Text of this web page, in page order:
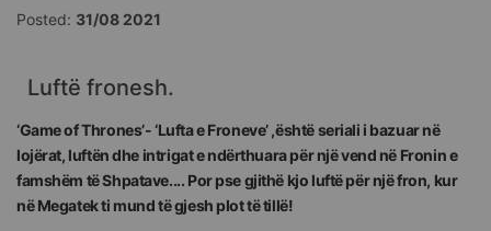
Luftë fronesh.
‘Game of Thrones’- ‘Lufta e Froneve’ ,është seriali i bazuar në
lojërat, luftën dhe intrigat e ndërthuara për një vend në Fronin e
famshëm të Shpatave.... Por pse gjithë kjo luftë për një fron, kur
në Megatek ti mund të gjesh plot të tillë!
Posted: 31/08 2021